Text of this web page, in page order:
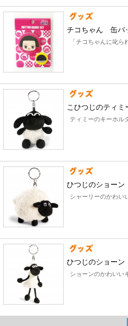
チコちゃん 缶バ
「チコちゃんに叱ら
こひつじのティ
ティミーのキーホル
ひつじのショー
シャーリーのかわい
ひつじのショー
ショーンのかわいい